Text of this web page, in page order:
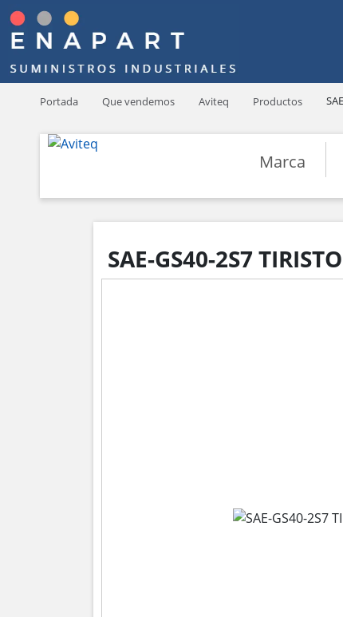
Portada Que vendemos Aviteq Productos
Marca
SAE-GS40-2S7